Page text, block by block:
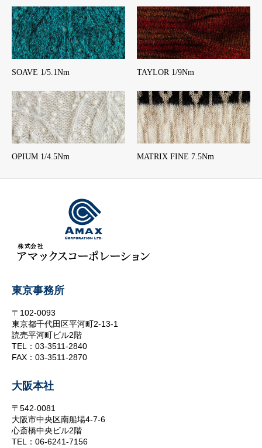
SOAVE 1/5.1Nm TAYLOR 1/9Nm
OPIUM 1/4.5Nm MATRIX FINE 7.5Nm
東京事務所
〒102-0093
東京都千代田区平河町2-13-1
読売平河町ビル2階
TEL：03-3511-2840
FAX：03-3511-2870
大阪本社
〒542-0081
大阪市中央区南船場4-7-6
心斎橋中央ビル2階
TEL：06-6241-7156